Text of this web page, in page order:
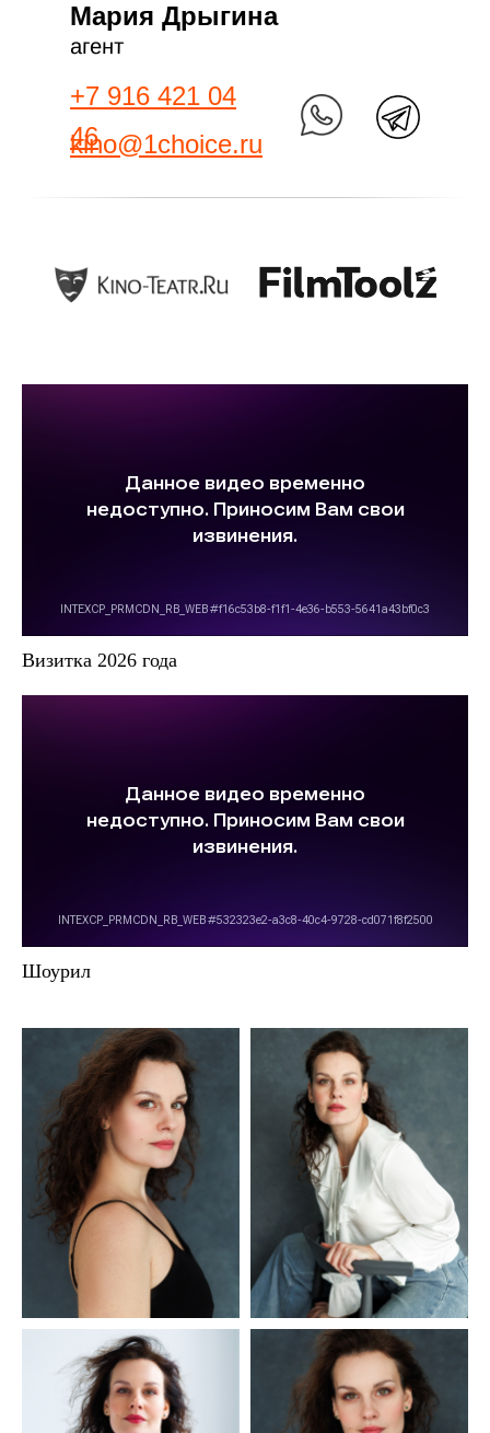
Мария Дрыгина
+7 916 421 04
46
kino@1choice.ru
агент
Визитка 2026 года
Шоурил